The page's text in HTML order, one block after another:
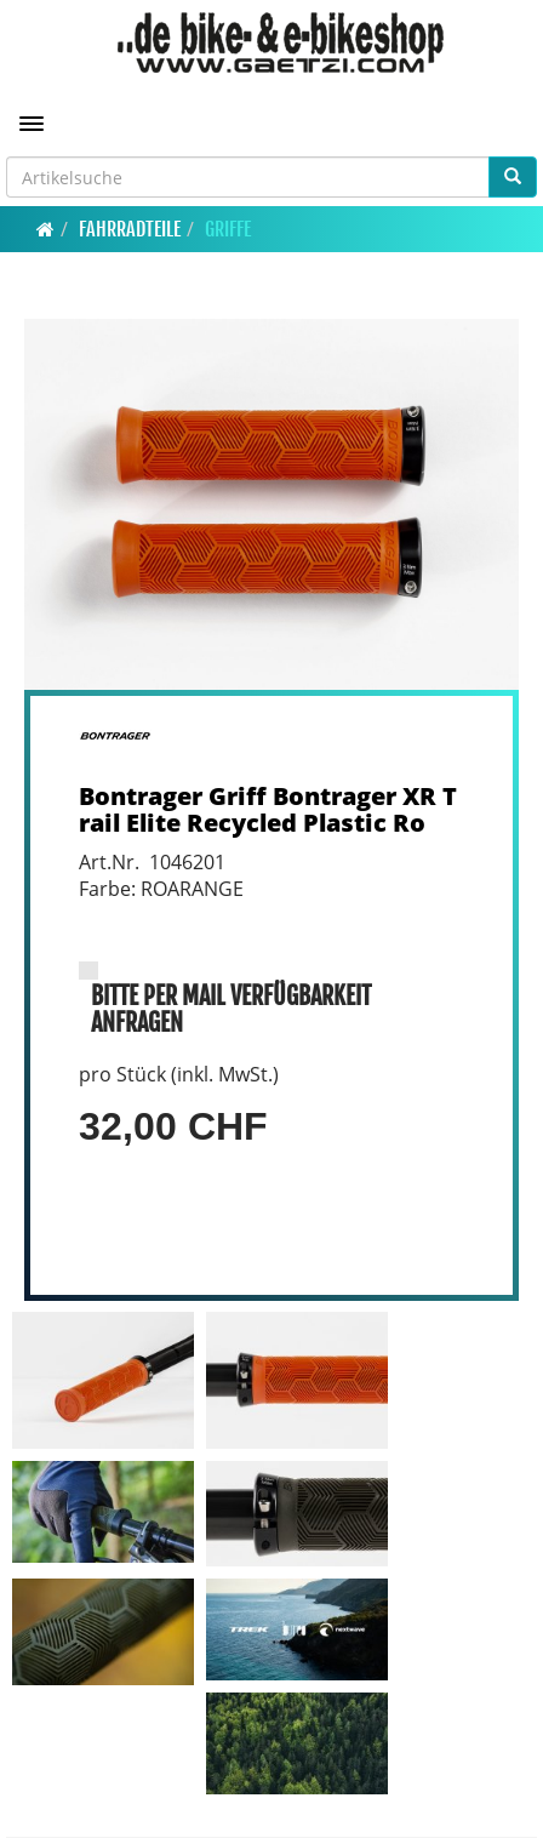
Toggle navigation
FAHRRADTEILE GRIFFE
Bontrager Griff Bontrager XR T
rail Elite Recycled Plastic Ro
Art.Nr. 1046201
Farbe: ROARANGE
BITTE PER MAIL VERFÜGBARKEIT
ANFRAGEN
pro Stück (inkl. MwSt.)
32,00 CHF